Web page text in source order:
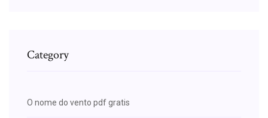
Category
O nome do vento pdf gratis